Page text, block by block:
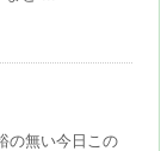
の無い今日この